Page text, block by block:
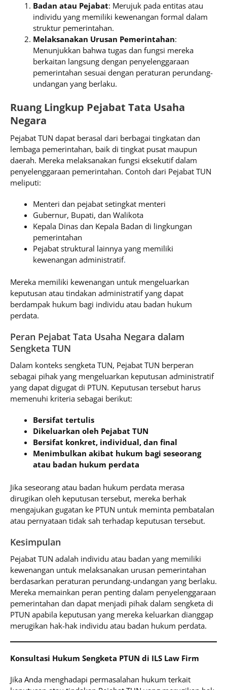
Badan atau Pejabat: Merujuk pada entitas atau
individu yang memiliki kewenangan formal dalam
struktur pemerintahan.
Melaksanakan Urusan Pemerintahan:
Menunjukkan bahwa tugas dan fungsi mereka
berkaitan langsung dengan penyelenggaraan
pemerintahan sesuai dengan peraturan perundang-
undangan yang berlaku.
Ruang Lingkup Pejabat Tata Usaha
Negara
Pejabat TUN dapat berasal dari berbagai tingkatan dan
lembaga pemerintahan, baik di tingkat pusat maupun
daerah. Mereka melaksanakan fungsi eksekutif dalam
penyelenggaraan pemerintahan. Contoh dari Pejabat TUN
meliputi:
Menteri dan pejabat setingkat menteri
Gubernur, Bupati, dan Walikota
Kepala Dinas dan Kepala Badan di lingkungan
pemerintahan
Pejabat struktural lainnya yang memiliki
kewenangan administratif.
Mereka memiliki kewenangan untuk mengeluarkan
keputusan atau tindakan administratif yang dapat
berdampak hukum bagi individu atau badan hukum
perdata.
Peran Pejabat Tata Usaha Negara dalam
Sengketa TUN
Dalam konteks sengketa TUN, Pejabat TUN berperan
sebagai pihak yang mengeluarkan keputusan administratif
yang dapat digugat di PTUN. Keputusan tersebut harus
memenuhi kriteria sebagai berikut:
Bersifat tertulis
Dikeluarkan oleh Pejabat TUN
Bersifat konkret, individual, dan final
Menimbulkan akibat hukum bagi seseorang
atau badan hukum perdata
Jika seseorang atau badan hukum perdata merasa
dirugikan oleh keputusan tersebut, mereka berhak
mengajukan gugatan ke PTUN untuk meminta pembatalan
atau pernyataan tidak sah terhadap keputusan tersebut.
Kesimpulan
Pejabat TUN adalah individu atau badan yang memiliki
kewenangan untuk melaksanakan urusan pemerintahan
berdasarkan peraturan perundang-undangan yang berlaku.
Mereka memainkan peran penting dalam penyelenggaraan
pemerintahan dan dapat menjadi pihak dalam sengketa di
PTUN apabila keputusan yang mereka keluarkan dianggap
merugikan hak-hak individu atau badan hukum perdata.
Konsultasi Hukum Sengketa PTUN di ILS Law Firm
Jika Anda menghadapi permasalahan hukum terkait